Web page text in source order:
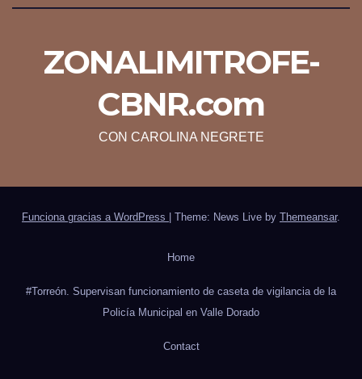
ZONALIMITROFE-
CBNR.com
CON CAROLINA NEGRETE
Funciona gracias a WordPress Theme: News Live by Themeansar.
Home
#Torreón. Supervisan funcionamiento de caseta de vigilancia de la
Policía Municipal en Valle Dorado
Contact